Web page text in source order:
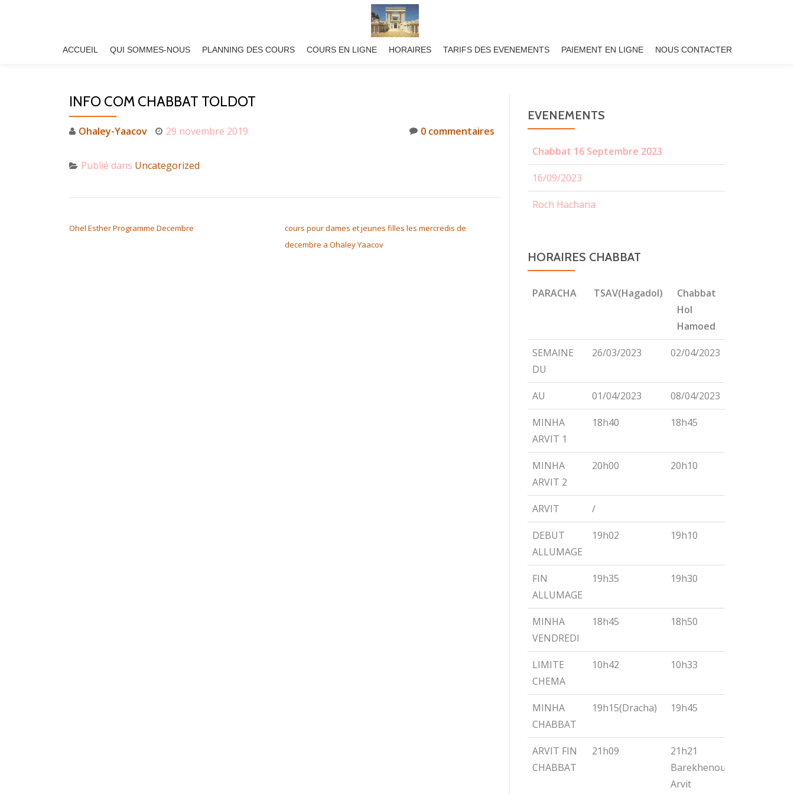
ACCUEIL QUI SOMMES-NOUS PLANNING DES COURS COURS EN LIGNE HORAIRES TARIFS DES EVENEMENTS PAIEMENT EN LIGNE NOUS CONTACTER
INFO COM CHABBAT TOLDOT
Ohaley-Yaacov 29 novembre 2019 0 commentaires
Publié dans Uncategorized
Ohel Esther Programme Decembre
cours pour dames et jeunes filles les mercredis de
decembre a Ohaley Yaacov
EVENEMENTS
Chabbat 16 Septembre 2023
16/09/2023
Roch Hachana
HORAIRES CHABBAT
PARACHA TSAV(Hagadol)
Chabbat
Hol
Hamoed
PARACHA TSAV(Hagadol)
Chabbat
Hamoed
SEMAINE
DU
26/03/2023 02/04/2023
AU 01/04/2023 08/04/2023
MINHA
ARVIT 1
18h40 18h45
MINHA
ARVIT 2
20h00 20h10
ARVIT /
DEBUT
ALLUMAGE
19h02 19h10
FIN
ALLUMAGE
19h35 19h30
MINHA
VENDREDI
18h45 18h50
LIMITE
CHEMA
10h42 10h33
MINHA
CHABBAT
19h15(Dracha) 19h45
ARVIT FIN
CHABBAT
21h09
21h21
Barekhenou
Arvit